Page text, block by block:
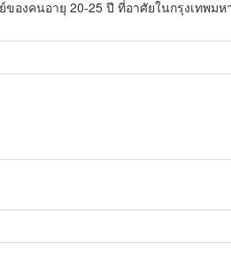
งคนอายุ 20-25 ปี ที่อาศัยในกรุงเทพมห